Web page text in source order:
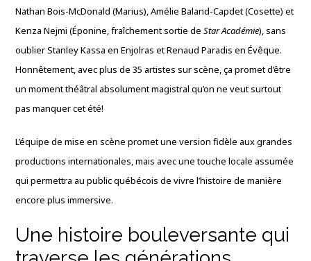
Nathan Bois-McDonald (Marius), Amélie Baland-Capdet (Cosette) et
Kenza Nejmi (Éponine, fraîchement sortie deStar Académie), sans
oublier Stanley Kassa en Enjolras et Renaud Paradis en Évêque.
Honnêtement, avec plus de 35 artistes sur scène, ça promet d’être
un moment théâtral absolument magistral qu’on ne veut surtout
pas manquer cet été!
L’équipe de mise en scène promet une version fidèle aux grandes
productions internationales, mais avec une touche locale assumée
qui permettra au public québécois de vivre l’histoire de manière
encore plus immersive.
Une histoire bouleversante qui